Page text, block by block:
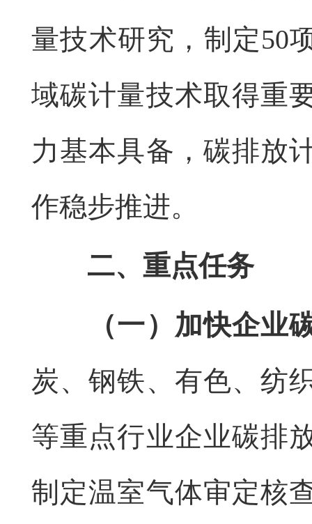
量技术研究，制定50
域碳计量技术取得重
力基本具备，碳排放
作稳步推进。
二、重点任务
（一）加快企业
炭、钢铁、有色、纺
等重点行业企业碳排
制定温室气体审定核